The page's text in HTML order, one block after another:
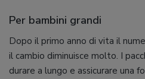
Per bambini grandi
Dopo il primo anno di vita il
il cambio diminuisce molto. I
durare a lungo e assicurare una